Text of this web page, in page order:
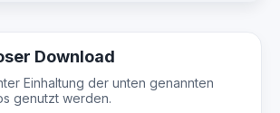
Download
Einhaltung der unten genannten
genutzt werden.